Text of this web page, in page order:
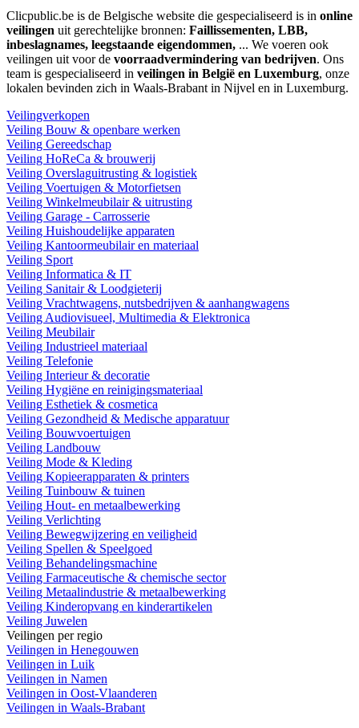
Clicpublic.be is de Belgische website die gespecialiseerd is in online
veilingen uit gerechtelijke bronnen: Faillissementen, LBB,
inbeslagnames, leegstaande eigendommen, ... We voeren ook
veilingen uit voor de voorraadvermindering van bedrijven. Ons
team is gespecialiseerd in veilingen in België en Luxemburg, onze
lokalen bevinden zich in Waals-Brabant in Nijvel en in Luxemburg.
Veilingverkopen
Veiling Bouw & openbare werken
Veiling Gereedschap
Veiling HoReCa & brouwerij
Veiling Overslaguitrusting & logistiek
Veiling Voertuigen & Motorfietsen
Veiling Winkelmeubilair & uitrusting
Veiling Garage - Carrosserie
Veiling Huishoudelijke apparaten
Veiling Kantoormeubilair en materiaal
Veiling Sport
Veiling Informatica & IT
Veiling Sanitair & Loodgieterij
Veiling Vrachtwagens, nutsbedrijven & aanhangwagens
Veiling Audiovisueel, Multimedia & Elektronica
Veiling Meubilair
Veiling Industrieel materiaal
Veiling Telefonie
Veiling Interieur & decoratie
Veiling Hygiëne en reinigingsmateriaal
Veiling Esthetiek & cosmetica
Veiling Gezondheid & Medische apparatuur
Veiling Bouwvoertuigen
Veiling Landbouw
Veiling Mode & Kleding
Veiling Kopieerapparaten & printers
Veiling Tuinbouw & tuinen
Veiling Hout- en metaalbewerking
Veiling Verlichting
Veiling Bewegwijzering en veiligheid
Veiling Spellen & Speelgoed
Veiling Behandelingsmachine
Veiling Farmaceutische & chemische sector
Veiling Metaalindustrie & metaalbewerking
Veiling Kinderopvang en kinderartikelen
Veiling Juwelen
Veilingen per regio
Veilingen in Henegouwen
Veilingen in Luik
Veilingen in Namen
Veilingen in Oost-Vlaanderen
Veilingen in Waals-Brabant